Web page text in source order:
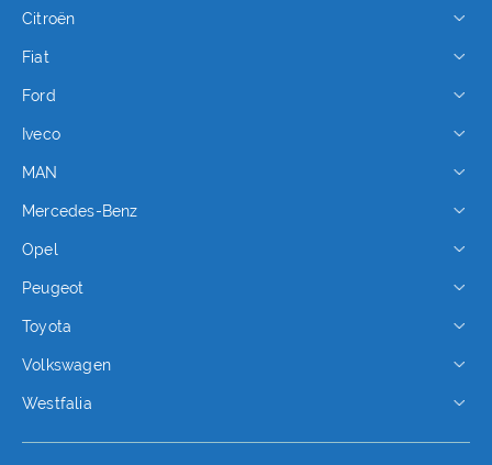
Citroën
Fiat
Ford
Iveco
MAN
Mercedes-Benz
Opel
Peugeot
Toyota
Volkswagen
Westfalia